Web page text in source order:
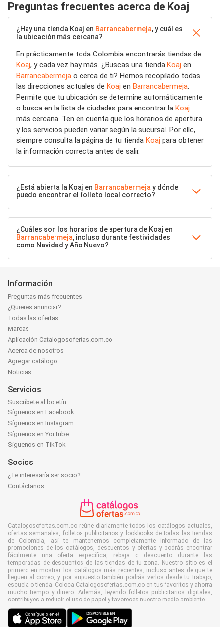
Preguntas frecuentes acerca de Koaj
¿Hay una tienda Koaj en Barrancabermeja, y cuál es
la ubicación más cercana?
En prácticamente toda Colombia encontrarás tiendas de
Koaj, y cada vez hay más. ¿Buscas una tienda Koaj en
Barrancabermeja o cerca de ti? Hemos recopilado todas
las direcciones actuales de Koaj en Barrancabermeja.
Permite que tu ubicación se determine automáticamente
o busca en la lista de ciudades para encontrar la Koaj
más cercana. Ten en cuenta que los horarios de apertura
y los servicios pueden variar según la sucursal. Por ello,
siempre consulta la página de tu tienda Koaj para obtener
la información correcta antes de salir.
¿Está abierta la Koaj en Barrancabermeja y dónde
puedo encontrar el folleto local correcto?
¿Cuáles son los horarios de apertura de Koaj en
Barrancabermeja, incluso durante festividades
como Navidad y Año Nuevo?
Información
Preguntas más frecuentes
¿Quieres anunciar?
Todas las ofertas
Marcas
Aplicación Catalogosofertas.com.co
Acerca de nosotros
Agregar catálogo
Noticias
Servicios
Suscríbete al boletín
Síguenos en Facebook
Síguenos en Instagram
Síguenos en Youtube
Síguenos en TikTok
Socios
¿Te interesaría ser socio?
Contáctanos
Catalogosofertas.com.co reúne diariamente todos los catálogos actuales,
ofertas semanales, folletos publicitarios y lookbooks de todas las tiendas
de Colombia, así te mantenemos completamente informado de las
promociones de los catálogos, descuentos y ofertas y podrás encontrar
fácilmente una oferta específica, rebaja o descuento durante las
temporadas de descuentos de las tiendas de tu zona. Nuestro sitio es el
primero en mostrar los catálogos más recientes, incluso antes de que te
lleguen al correo, y por supuesto también podrás verlos desde tu trabajo,
escuela o tienda. Coloca Catalogosofertas.com.co en tus favoritos y ahorra
mucho tiempo y dinero. Además, leyendo folletos publicitarios digitales,
contribuyes a reducir el uso de papel y favoreces nuestro medio ambiente.